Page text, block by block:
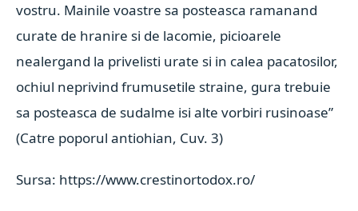
vostru. Mainile voastre sa posteasca ramanand
curate de hranire si de lacomie, picioarele
nealergand la privelisti urate si in calea pacatosilor,
ochiul neprivind frumusetile straine, gura trebuie
sa posteasca de sudalme isi alte vorbiri rusinoase”
(Catre poporul antiohian, Cuv. 3)
Sursa: https://www.crestinortodox.ro/